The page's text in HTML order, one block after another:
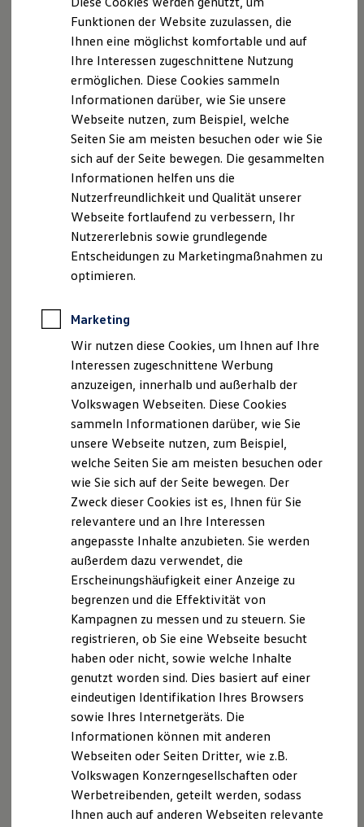
Für Privatkunden
Für Gewerbekunden
Leasing
Für Privatkunden
Für Gewerbekunden
Versicherungen & Garantien
Garantien
Kfz-Versicherung für Nutzfahrzeuge
Restschuldversicherung
Wartungsverträge
Besitzer & Service
Reparatur & Service
Sommer-Special
Reparatur, Pflege & Inspektion
Servicetermin anfragen
Service-Vorteile bei Volkswagen Nutzfahrzeuge
ServicePlus
Economy Service
Räder & Reifen Service
Ersatzfahrzeuge
Software, Konnektivität & Apps
California App
VW Connect für Ihren ID. Buzz
VW Connect für Ihren Transporter/Caravelle
VW Connect für Ihren Amarok
VW Connect für andere Modelle
Connect Pro
Fleet Interface Data
Multistop Pathfinder
Übersicht Software Updates
Hilfreiches für Besitzer
Fahrerassistenz- und Sicherheitssysteme
Kontrollleuchten
Kurzfahrprofile und Ölverdünnung
XTL-Dieselkraftstoff
Ersatzteile und Betriebsflüssigkeiten
Original Zubehör und Lifestyle Produkte
myVolkswagen
myVolkswagen Business
Elektrisch & Autonom
Elektro - & Hybridfahrzeuge
Unser Ansatz
Klimafreundlicher Strom
Reichweite & Ladelösungen
Reichweitensimulator
Ladezeitensimulator
Ladelösungen für Privatkunden
Ladelösungen für Gewerbekunden
Wallbox und Ladekabel
Förderung & Kosten der Elektrofahrzeuge
Fördermöglichkeiten für Privatkunden
Fördermöglichkeiten für Gewerbekunden
Funktionen der Website zuzulassen, die
Ihnen eine möglichst komfortable und auf
Ihre Interessen zugeschnittene Nutzung
ermöglichen. Diese Cookies sammeln
Informationen darüber, wie Sie unsere
Webseite nutzen, zum Beispiel, welche
Seiten Sie am meisten besuchen oder wie Sie
sich auf der Seite bewegen. Die gesammelten
Informationen helfen uns die
Nutzerfreundlichkeit und Qualität unserer
Webseite fortlaufend zu verbessern, Ihr
Nutzererlebnis sowie grundlegende
Entscheidungen zu Marketingmaßnahmen zu
optimieren.
Marketing
Wir nutzen diese Cookies, um Ihnen auf Ihre
Interessen zugeschnittene Werbung
anzuzeigen, innerhalb und außerhalb der
Volkswagen Webseiten. Diese Cookies
sammeln Informationen darüber, wie Sie
unsere Webseite nutzen, zum Beispiel,
welche Seiten Sie am meisten besuchen oder
wie Sie sich auf der Seite bewegen. Der
Zweck dieser Cookies ist es, Ihnen für Sie
relevantere und an Ihre Interessen
angepasste Inhalte anzubieten. Sie werden
außerdem dazu verwendet, die
Erscheinungshäufigkeit einer Anzeige zu
begrenzen und die Effektivität von
Kampagnen zu messen und zu steuern. Sie
registrieren, ob Sie eine Webseite besucht
haben oder nicht, sowie welche Inhalte
genutzt worden sind. Dies basiert auf einer
eindeutigen Identifikation Ihres Browsers
sowie Ihres Internetgeräts. Die
Informationen können mit anderen
Webseiten oder Seiten Dritter, wie z.B.
Volkswagen Konzerngesellschaften oder
Werbetreibenden, geteilt werden, sodass
Ihnen auch auf anderen Webseiten relevante